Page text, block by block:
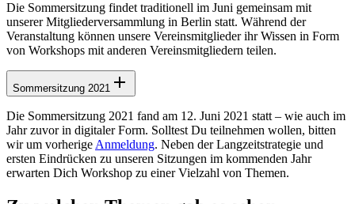
Die Sommersitzung findet traditionell im Juni gemeinsam mit
unserer Mitgliederversammlung in Berlin statt. Während der
Veranstaltung können unsere Vereinsmitglieder ihr Wissen in Form
von Workshops mit anderen Vereinsmitgliedern teilen.
Sommersitzung 2021
Die Sommersitzung 2021 fand am 12. Juni 2021 statt – wie auch im
Jahr zuvor in digitaler Form. Solltest Du teilnehmen wollen, bitten
wir um vorherige Anmeldung. Neben der Langzeitstrategie und
ersten Eindrücken zu unseren Sitzungen im kommenden Jahr
erwarten Dich Workshop zu einer Vielzahl von Themen.